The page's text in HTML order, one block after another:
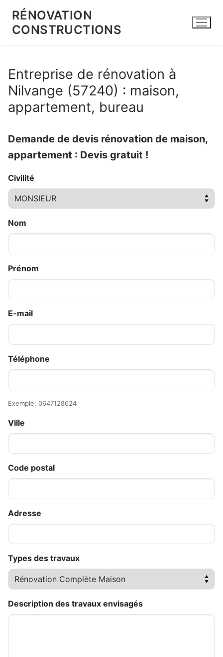
contenu
RÉNOVATION
CONSTRUCTIONS
Entreprise de rénovation à
Nilvange (57240) : maison,
appartement, bureau
Demande de devis rénovation de maison,
appartement : Devis gratuit !
Civilité
Nom
Prénom
E-mail
Téléphone
Exemple: 0647128624
Ville
Code postal
Adresse
Types des travaux
Description des travaux envisagés